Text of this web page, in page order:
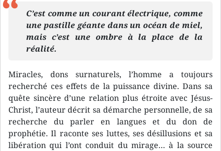
C’est comme un courant électrique, comme
une pastille géante dans un océan de miel,
mais c’est une ombre à la place de la
réalité.
Miracles, dons surnaturels, l’homme a toujours
recherché ces effets de la puissance divine. Dans sa
quête sincère d’une relation plus étroite avec Jésus-
Christ, l’auteur décrit sa démarche personnelle, de sa
recherche du parler en langues et du don de
prophétie. Il raconte ses luttes, ses désillusions et sa
libération qui l’ont conduit du mirage… à la source